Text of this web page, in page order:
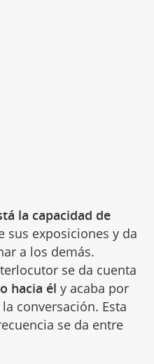
la capacidad de
sus exposiciones y da
a los demás.
se da cuenta
hacia él y acaba por
conversación. Esta
se da entre